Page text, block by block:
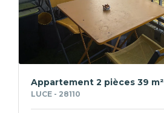
Appartement 2 pièces 39 m²
LUCE - 28110